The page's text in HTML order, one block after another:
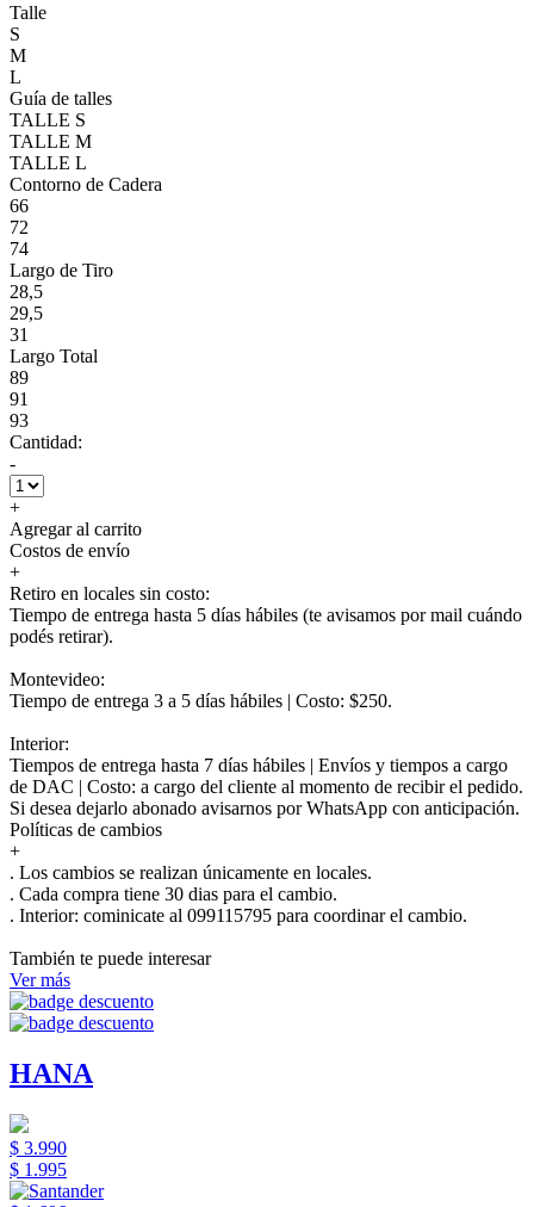
Talle
S
M
L
Guía de talles
TALLE S
TALLE M
TALLE L
Contorno de Cadera
66
72
74
Largo de Tiro
28,5
29,5
31
Largo Total
89
91
93
Cantidad:
-
+
Agregar al carrito
Costos de envío
+
Retiro en locales sin costo:
Tiempo de entrega hasta 5 días hábiles (te avisamos por mail cuándo
podés retirar).
Montevideo:
Tiempo de entrega 3 a 5 días hábiles | Costo: $250.
Interior:
Tiempos de entrega hasta 7 días hábiles | Envíos y tiempos a cargo
de DAC | Costo: a cargo del cliente al momento de recibir el pedido.
Si desea dejarlo abonado avisarnos por WhatsApp con anticipación.
Políticas de cambios
+
. Los cambios se realizan únicamente en locales.
. Cada compra tiene 30 dias para el cambio.
. Interior: cominicate al 099115795 para coordinar el cambio.
También te puede interesar
Ver más
HANA
$ 3.990
$ 1.995